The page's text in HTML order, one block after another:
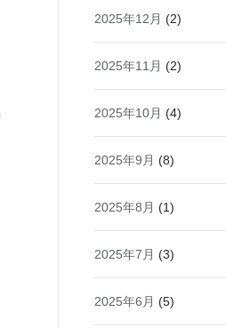
2025年12月 (2)
2025年11月 (2)
2025年10月 (4)
2025年9月 (8)
2025年8月 (1)
2025年7月 (3)
2025年6月 (5)